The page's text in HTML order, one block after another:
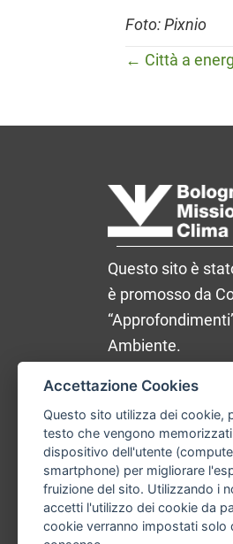
Foto: Pixnio
← Città a
Questo sito è
è promosso da
Ambiente.
Comune di
P.Iva:
Accessibilità
Accettazione Cookies
Questo sito utilizza dei cookie,
testo che vengono
dispositivo dell'utente
smartphone) per migliorare
fruizione del sito. Utilizzando i
accetti l'utilizzo dei cookie da
cookie verranno impostati solo